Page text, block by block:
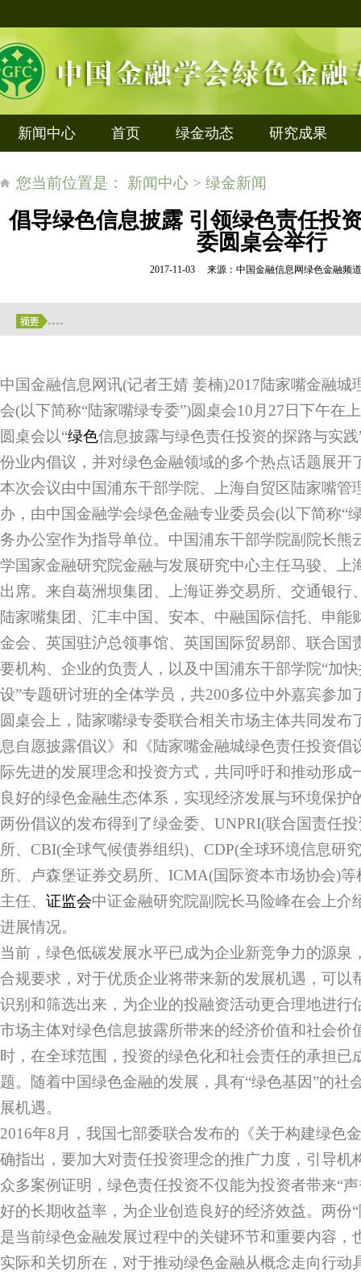
新闻中心 首页 绿金动态 研究成果
您当前位置是： 新闻中心 > 绿金新闻
倡导绿色信息披露 引领绿色责任
委圆桌会举行
2017-11-03 来源：中国金融信息网绿色金融
....
中国金融信息网讯(记者王婧 姜楠)2017陆家嘴金融城
会(以下简称“陆家嘴绿专委”)圆桌会10月27日下午在
圆桌会以“绿色信息披露与绿色责任投资的探路与实
份业内倡议，并对绿色金融领域的多个热点话题展开
本次会议由中国浦东干部学院、上海自贸区陆家嘴管
办，由中国金融学会绿色金融专业委员会(以下简称“
务办公室作为指导单位。中国浦东干部学院副院长熊
学国家金融研究院金融与发展研究中心主任马骏、上
出席。来自葛洲坝集团、上海证券交易所、交通银行
陆家嘴集团、汇丰中国、安本、中融国际信托、申能
金会、英国驻沪总领事馆、英国国际贸易部、联合国
要机构、企业的负责人，以及中国浦东干部学院“加
设”专题研讨班的全体学员，共200多位中外嘉宾参加
圆桌会上，陆家嘴绿专委联合相关市场主体共同发布
息自愿披露倡议》和《陆家嘴金融城绿色责任投资倡
际先进的发展理念和投资方式，共同呼吁和推动形成
良好的绿色金融生态体系，实现经济发展与环境保护
两份倡议的发布得到了绿金委、UNPRI(联合国责任
所、CBI(全球气候债券组织)、CDP(全球环境信息研
所、卢森堡证券交易所、ICMA(国际资本市场协会)
主任、 证监会中证金融研究院副院长马险峰在会上介
进展情况。
当前，绿色低碳发展水平已成为企业新竞争力的源泉
合规要求，对于优质企业将带来新的发展机遇，可以
识别和筛选出来，为企业的投融资活动更合理地进行
市场主体对绿色信息披露所带来的经济价值和社会价
时，在全球范围，投资的绿色化和社会责任的承担已
题。随着中国绿色金融的发展，具有“绿色基因”的社
展机遇。
2016年8月，我国七部委联合发布的《关于构建绿色
确指出，要加大对责任投资理念的推广力度，引导机
众多案例证明，绿色责任投资不仅能为投资者带来“
好的长期收益率，为企业创造良好的经济效益。两份
是当前绿色金融发展过程中的关键环节和重要内容，
实际和关切所在，对于推动绿色金融从概念走向行动